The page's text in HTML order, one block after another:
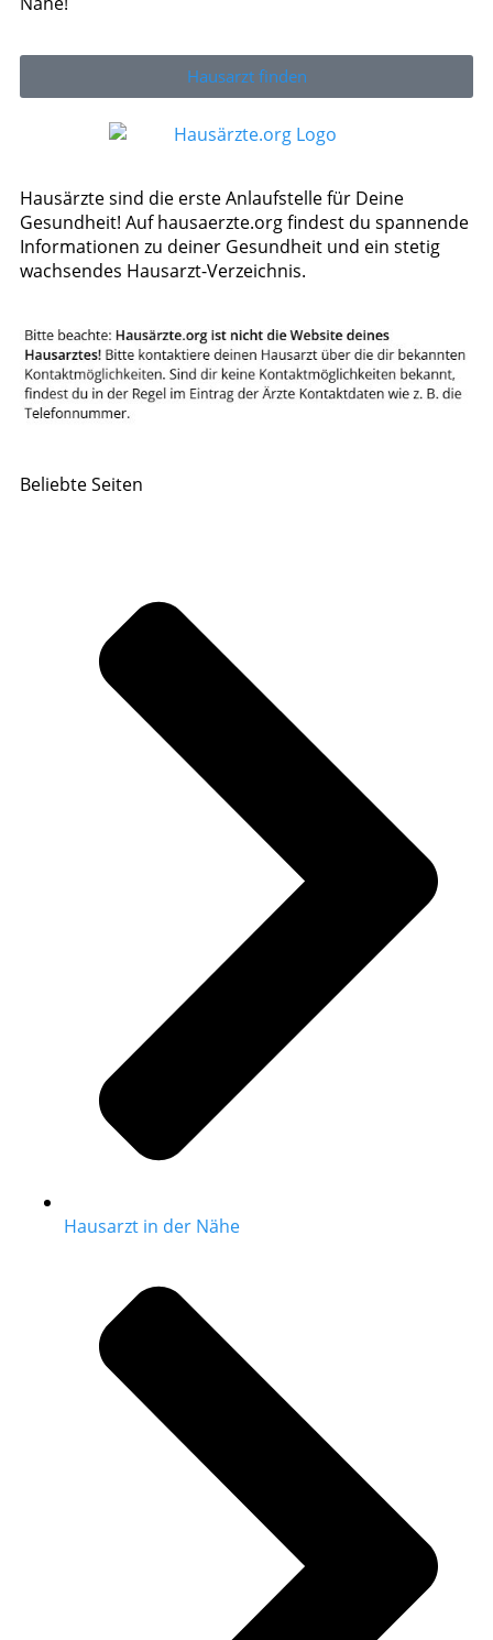
Hausarzt finden
Hausärzte sind die erste Anlaufstelle für Deine
Gesundheit! Auf hausaerzte.org findest du spannende
Informationen zu deiner Gesundheit und ein stetig
wachsendes Hausarzt-Verzeichnis.
Beliebte Seiten
Hausarzt in der Nähe